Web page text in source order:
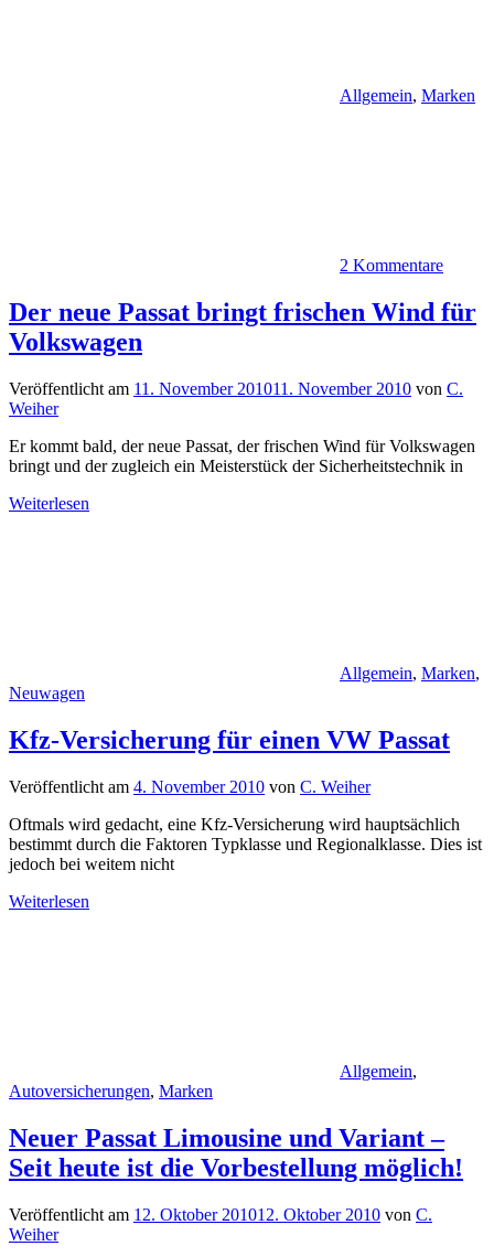
Allgemein, Marken
2 Kommentare
Der neue Passat bringt frischen Wind für
Volkswagen
Veröffentlicht am 11. November 201011. November 2010 von C.
Weiher
Er kommt bald, der neue Passat, der frischen Wind für Volkswagen
bringt und der zugleich ein Meisterstück der Sicherheitstechnik in
Weiterlesen
Allgemein, Marken,
Neuwagen
Kfz-Versicherung für einen VW Passat
Veröffentlicht am 4. November 2010 von C. Weiher
Oftmals wird gedacht, eine Kfz-Versicherung wird hauptsächlich
bestimmt durch die Faktoren Typklasse und Regionalklasse. Dies ist
jedoch bei weitem nicht
Weiterlesen
Allgemein,
Autoversicherungen, Marken
Neuer Passat Limousine und Variant –
Seit heute ist die Vorbestellung möglich!
Veröffentlicht am 12. Oktober 201012. Oktober 2010 von C.
Weiher